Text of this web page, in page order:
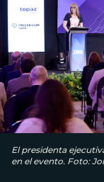
El presidenta
en el evento. Foto: